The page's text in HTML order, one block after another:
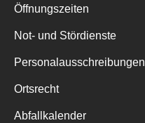
Öffnungszeiten
Not- und Stördienste
Personalausschreibungen
Ortsrecht
Abfallkalender